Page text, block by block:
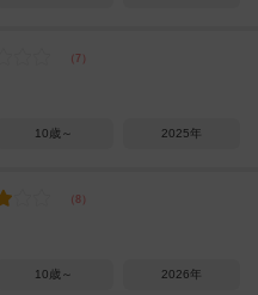
10歳～ 2025年
10歳～ 2026年